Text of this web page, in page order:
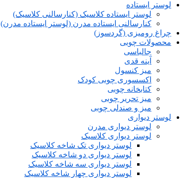
لوستر ایستاده
لوستر ایستاده کلاسیک (کنارسالنی کلاسیک)
کنارسالنی ایستاده مدرن (لوستر ایستاده مدرن)
چراغ رومیزی (گردسوز)
محصولات چوبی
جالباسی
آینه قدی
میز کنسول
اکسسوری چوبی کودک
کتابخانه چوبی
میز تحریر چوبی
میز و صندلی چوبی
لوستر دیواری
لوستر دیواری مدرن
لوستر دیواری کلاسیک
لوستر دیواری تک شاخه کلاسیک
لوستر دیواری دو شاخه کلاسیک
لوستر دیواری سه شاخه کلاسیک
لوستر دیواری چهار شاخه کلاسیک